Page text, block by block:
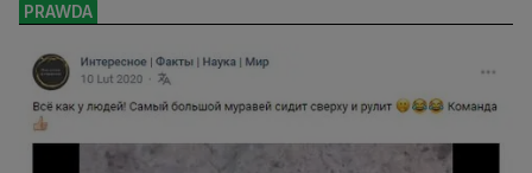
PRAWDA